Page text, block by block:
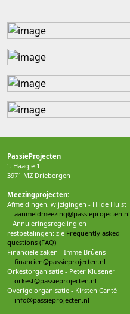
PassieProjecten
't Haagje 1
3971 MZ Driebergen
Meezingprojecten:
Afmeldingen, wijzigingen - Hilde Hulst
aanmeldmeezing@passieprojecten.nl
Annuleringsregeling en
restbetalingen: zie Frequently asked
questions (FAQ)
Financiële zaken - Imme Brûens
financien@passieprojecten.nl
Orkestorganisatie - Peter Klusener
orkest@passieprojecten.nl
Overige organisatie - Kirsten Canté
info@passieprojecten.nl